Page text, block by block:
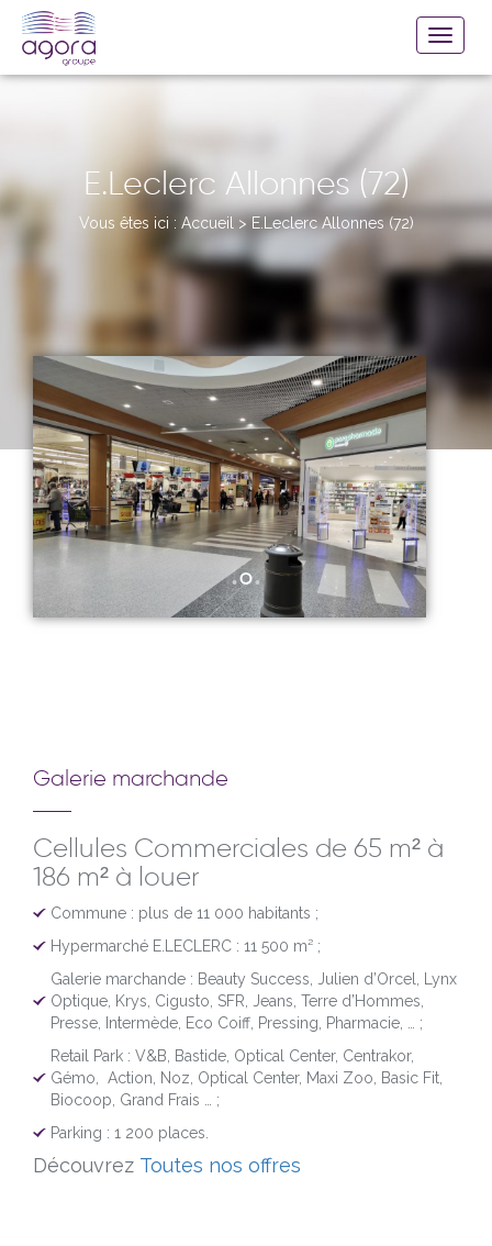
E.Leclerc Allonnes (72)
Vous êtes ici : Accueil > E.Leclerc Allonnes (72)
Galerie marchande
Cellules Commerciales de 65 m² à
186 m² à louer
Commune : plus de 11 000 habitants ;
Hypermarché E.LECLERC : 11 500 m² ;
Galerie marchande : Beauty Success, Julien d’Orcel, Lynx
Optique, Krys, Cigusto, SFR, Jeans, Terre d’Hommes,
Presse, Intermède, Eco Coiff, Pressing, Pharmacie, … ;
Retail Park : V&B, Bastide, Optical Center, Centrakor,
Gémo, Action, Noz, Optical Center, Maxi Zoo, Basic Fit,
Biocoop, Grand Frais … ;
Parking : 1 200 places.
Découvrez Toutes nos offres